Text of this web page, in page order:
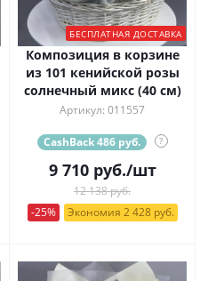
БЕСПЛАТНАЯ ДОСТАВКА
Композиция в корзине
из 101 кенийской розы
солнечный микс (40 см)
Артикул: 011557
CashBack 486 руб. ?
9 710руб./шт
12 138 руб.
-25%
Экономия 2 428 руб.